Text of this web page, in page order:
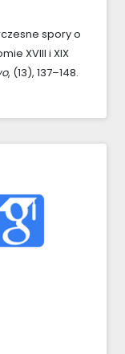
spory o
XVIII i XIX
, (13), 137–148.